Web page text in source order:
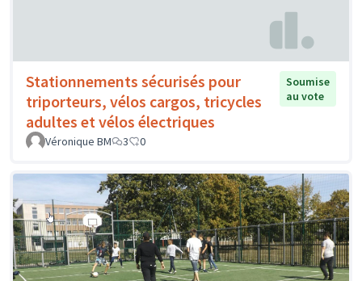
Stationnements sécurisés pour
triporteurs, vélos cargos, tricycles
adultes et vélos électriques
Soumise
au vote
Véronique BM 3 0